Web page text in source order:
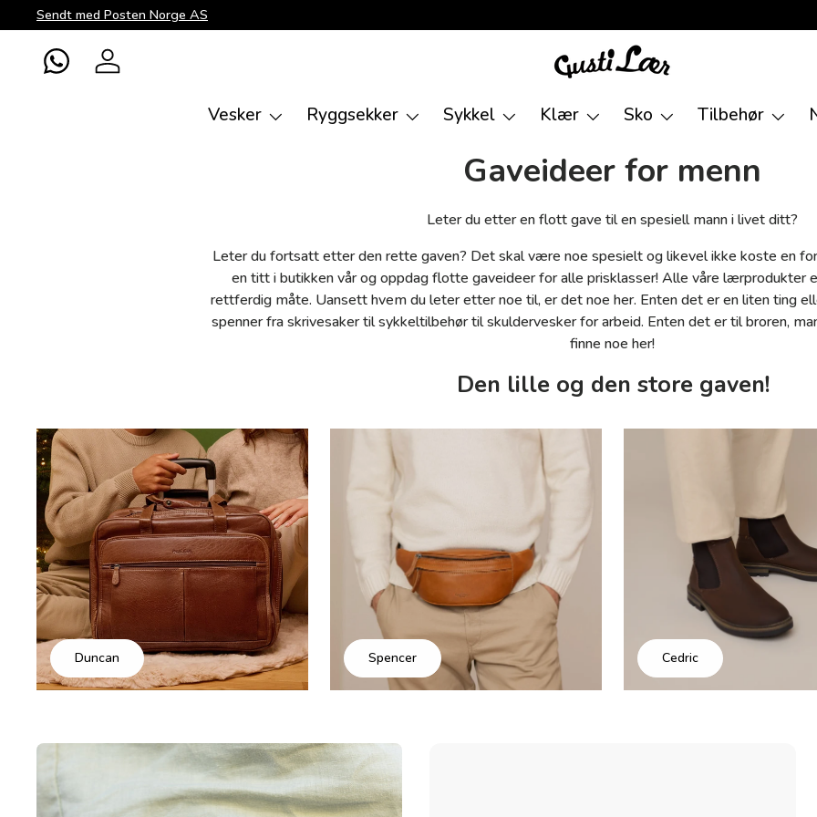
Direkte til innhold
Sendt med Posten Norge AS
WhatsAppLogg inn
Vesker Ryggsekker Sykkel Klær Sko Tilbehør
Gaveideer for menn
Leter du etter en flott gave til en spesiell mann i livet ditt?
Leter du fortsatt etter den rette gaven? Det skal være noe spesielt og likevel ikke koste en
en titt i butikken vår og oppdag flotte gaveideer for alle prisklasser! Alle våre lærprodukter
rettferdig måte. Uansett hvem du leter etter noe til, er det noe her. Enten det er en liten ting
spenner fra skrivesaker til sykkeltilbehør til skuldervesker for arbeid. Enten det er til broren,
finne noe her!
Den lille og den store gaven!
Duncan Spencer Cedric